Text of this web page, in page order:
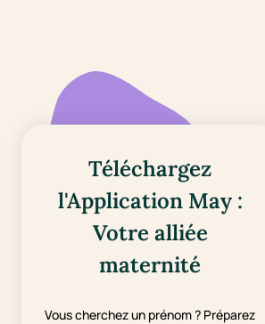
Téléchargez
l'Application May :
Votre alliée
maternité
Vous cherchez un prénom ? Préparez